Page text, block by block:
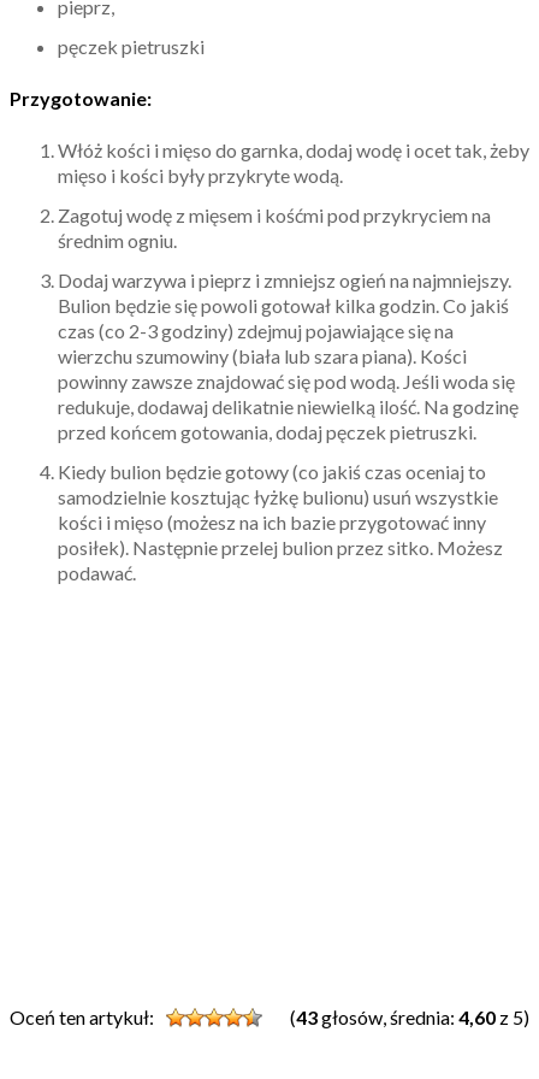
pieprz,
pęczek pietruszki
Przygotowanie:
Włóż kości i mięso do garnka, dodaj wodę i ocet tak, żeby
mięso i kości były przykryte wodą.
Zagotuj wodę z mięsem i kośćmi pod przykryciem na
średnim ogniu.
Dodaj warzywa i pieprz i zmniejsz ogień na najmniejszy.
Bulion będzie się powoli gotował kilka godzin. Co jakiś
czas (co 2-3 godziny) zdejmuj pojawiające się na
wierzchu szumowiny (biała lub szara piana). Kości
powinny zawsze znajdować się pod wodą. Jeśli woda się
redukuje, dodawaj delikatnie niewielką ilość. Na godzinę
przed końcem gotowania, dodaj pęczek pietruszki.
Kiedy bulion będzie gotowy (co jakiś czas oceniaj to
samodzielnie kosztując łyżkę bulionu) usuń wszystkie
kości i mięso (możesz na ich bazie przygotować inny
posiłek). Następnie przelej bulion przez sitko. Możesz
podawać.
Oceń ten artykuł: (43głosów, średnia: 4,60 z 5)